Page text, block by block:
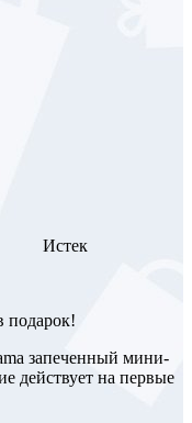
Истек
подарок!
запеченный мини-
действует на первые